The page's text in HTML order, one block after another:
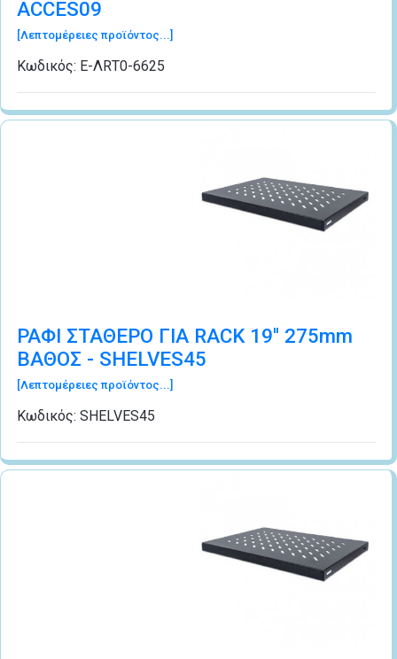
ACCES09
[Λεπτομέρειες προϊόντος...]
Κωδικός: Ε-ΛRΤ0-6625
ΡΑΦΙ ΣΤΑΘΕΡΟ ΓΙΑ RACK 19'' 275mm
ΒΑΘΟΣ - SHELVES45
[Λεπτομέρειες προϊόντος...]
Κωδικός: SHELVES45